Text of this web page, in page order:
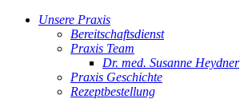
Unsere Praxis
Bereitschaftsdienst
Praxis Team
Dr. med. Susanne Heydner
Praxis Geschichte
Rezeptbestellung